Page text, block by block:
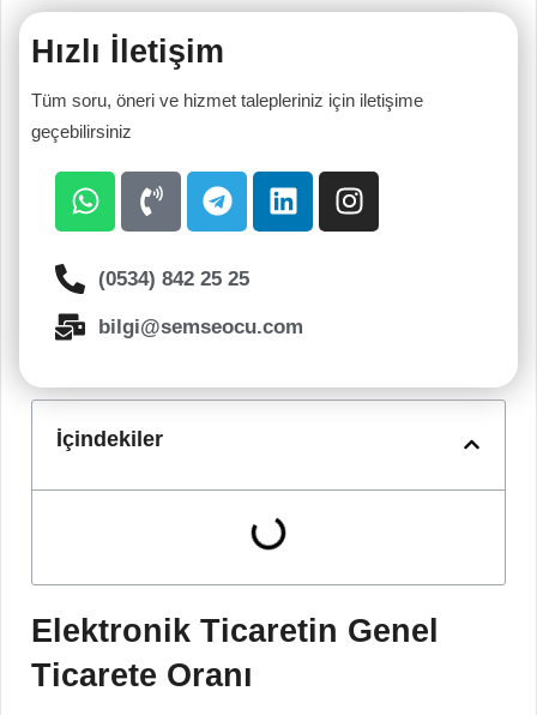
Hızlı İletişim
Tüm soru, öneri ve hizmet talepleriniz için iletişime
geçebilirsiniz
(0534) 842 25 25
bilgi@semseocu.com
İçindekiler
Elektronik Ticaretin Genel
Ticarete Oranı